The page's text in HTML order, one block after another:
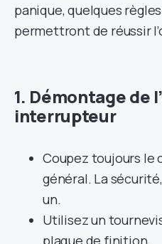
panique, quelques
permettront de réussir
1. Démontage de
interrupteur
Coupez toujours le
général. La
un.
Utilisez un
plaque de finition.